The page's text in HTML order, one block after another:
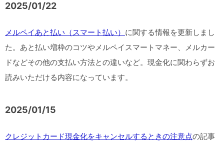
2025/01/22
メルペイあと払い（スマート払い） に関する情報を更新しまし
た。あと払い増枠のコツやメルペイスマートマネー、メルカー
ドなどその他の支払い方法との違いなど。現金化に関わらずお
読みいただける内容になっています。
2025/01/15
クレジットカード現金化をキャンセルするときの注意点の記事